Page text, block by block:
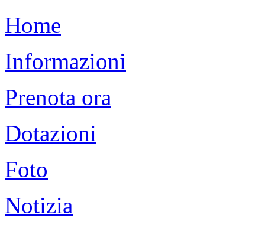
Home
Informazioni
Prenota ora
Dotazioni
Foto
Notizia